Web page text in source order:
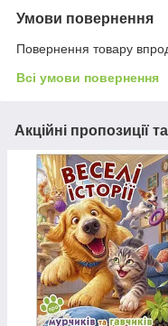
Умови повернення
Повернення товару
Всі умови повернення
Акційні пропозиції